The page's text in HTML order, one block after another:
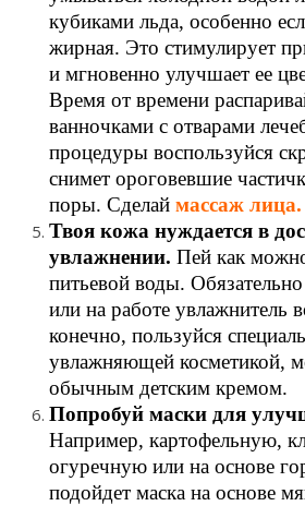
кубиками льда, особенно
жирная. Это стимулирует
и мгновенно улучшает ее
Время от времени
ванночками с отварами
процедуры воспользуйся
снимет ороговевшие
поры. Сделай массаж лица.
Твоя кожа нуждается в
увлажнении. Пей как
питьевой воды.
или на работе увлажнитель
конечно, пользуйся
увлажняющей косметикой,
обычным детским кремом.
Попробуй маски для
Например, картофельную,
огуречную или на основе
подойдет маска на основе